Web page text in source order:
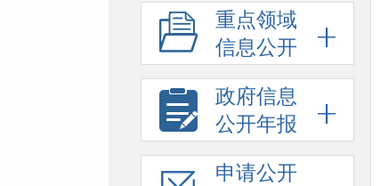
重点领域
信息公开
政府信息
公开年报
申请公开